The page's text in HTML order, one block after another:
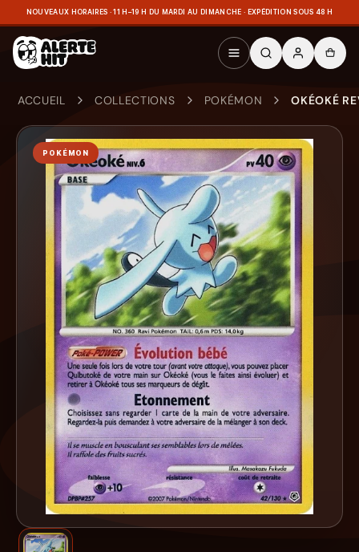
NOUVEAUX HORAIRES · 11 H–19 H DU MARDI AU DIMANCHE · EXPÉDITION SOUS 48 H
ACCUEIL COLLECTIONS POKÉMON OKÉOKÉ
POKÉMON